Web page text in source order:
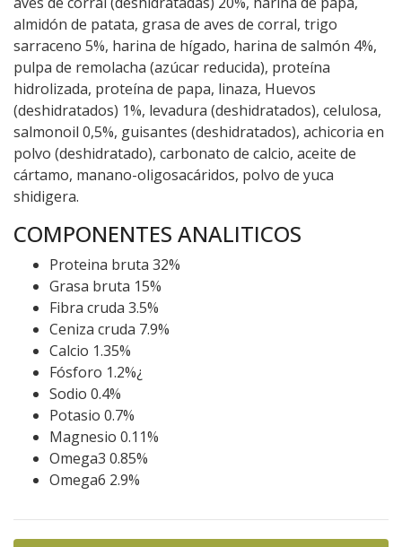
almidón de patata, grasa de aves de corral, trigo
sarraceno 5%, harina de hígado, harina de salmón 4%,
pulpa de remolacha (azúcar reducida), proteína
hidrolizada, proteína de papa, linaza, Huevos
(deshidratados) 1%, levadura (deshidratados), celulosa,
salmonoil 0,5%, guisantes (deshidratados), achicoria en
polvo (deshidratado), carbonato de calcio, aceite de
cártamo, manano-oligosacáridos, polvo de yuca
shidigera.
COMPONENTES ANALITICOS
Proteina bruta 32%
Grasa bruta 15%
Fibra cruda 3.5%
Ceniza cruda 7.9%
Calcio 1.35%
Fósforo 1.2%¿
Sodio 0.4%
Potasio 0.7%
Magnesio 0.11%
Omega3 0.85%
Omega6 2.9%